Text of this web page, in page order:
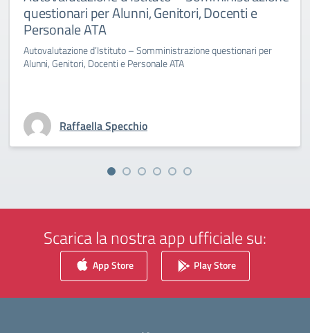
questionari per Alunni, Genitori, Docenti e
Personale ATA
Autovalutazione d’Istituto – Somministrazione questionari per
Alunni, Genitori, Docenti e Personale ATA
Raffaella Specchio
Scarica la nostra app ufficiale su:
App Store Play Store